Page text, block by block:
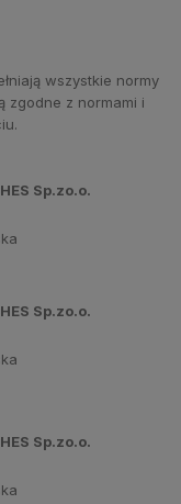
wszystkie normy
zgodne z normami i
Sp.zo.o.
Sp.zo.o.
Sp.zo.o.